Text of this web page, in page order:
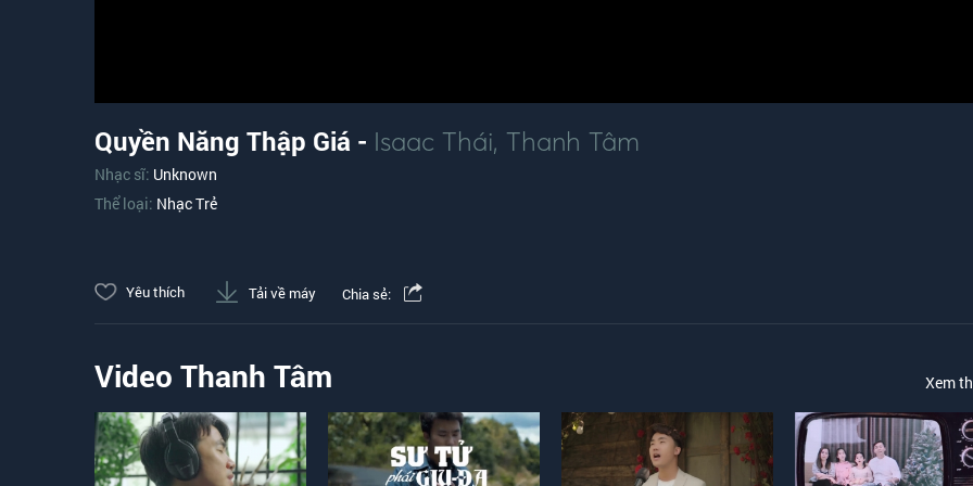
Quyền Năng Thập Giá - Isaac Thái, Thanh Tâm
Nhạc sĩ: Unknown
Thể loại: Nhạc Trẻ
Yêu thích Tải về máy Chia sẻ:
Video Thanh Tâm Xem